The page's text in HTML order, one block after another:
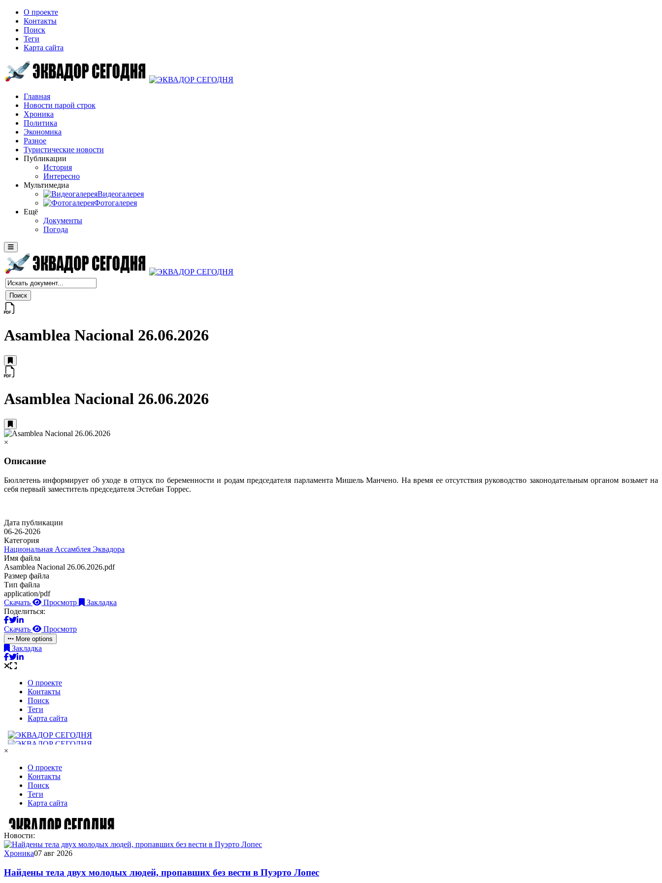
О проекте
Контакты
Поиск
Теги
Карта сайта
Главная
Новости парой строк
Хроника
Политика
Экономика
Разное
Туристические новости
Публикации
История
Интересно
Мультимедиа
Видеогалерея
Фотогалерея
Ещё
Документы
Погода
Asamblea Nacional 26.06.2026
Asamblea Nacional 26.06.2026
×
Описание
Бюллетень информирует об уходе в отпуск по беременности и родам председателя парламента Мишель Манчено. На время ее отсутствия руководство законодательным органом возьмет на
себя первый заместитель председателя Эстебан Торрес.
Дата публикации
06-26-2026
Категория
Национальная Ассамблея Эквадора
Имя файла
Asamblea Nacional 26.06.2026.pdf
Размер файла
Тип файла
application/pdf
Скачать
Просмотр
Закладка
Поделиться:
Скачать Просмотр
More options
Закладка
×
Новости:
Хроника07 авг 2026
Найдены тела двух молодых людей, пропавших без вести в Пуэрто Лопес